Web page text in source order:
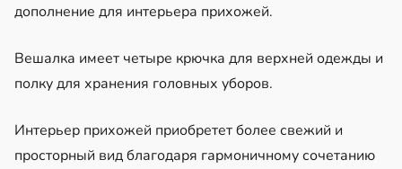
дополнение для интерьера прихожей.
Вешалка имеет четыре крючка для верхней одежды и
полку для хранения головных уборов.
Интерьер прихожей приобретет более свежий и
просторный вид благодаря гармоничному сочетанию